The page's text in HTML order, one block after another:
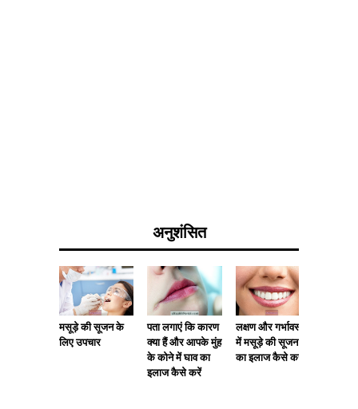
अनुशंसित
मसूड़े की सूजन के
लिए उपचार
पता लगाएं कि कारण
क्या हैं और आपके मुंह
के कोने में घाव का
इलाज कैसे करें
लक्षण और गर्भावस्था
में मसूड़े की सूजन
का इलाज कैसे करें